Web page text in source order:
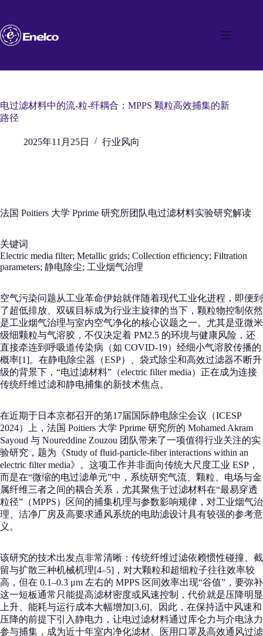
内
容
电过滤材料中的流‑粒‑纤耦合：MPPS 颗粒高效捕集的新
路径
2025年11月25日 行业风向
法国 Poitiers 大学 Pprime 研究所团队电过滤材料实验研究解读
关键词
Electric media filter; Metallic grids; Collection efficiency; Filtration
parameters; 静电除尘; 工业烟气治理
空气污染问题从工业革命伊始就伴随着现代工业化进程，即便到
了超低排放、双碳目标成为行业主旋律的当下，颗粒物控制依然
是工业烟气治理与室内空气净化的核心议题之一。尤其是亚微米
级细颗粒与气溶胶，不仅决定着 PM2.5 的环境与健康风险，还
直接牵连到呼吸道传染病（如 COVID‑19）经细小气溶胶传播的
概率[1]。在静电除尘器（ESP）、袋式除尘和高效过滤器不断升
级的背景下，“电过滤材料”（electric filter media）正在成为连接
传统纤维过滤和静电捕集的新技术焦点。
在近期于日本京都召开的第17届国际静电除尘会议（ICESP
2024）上，法国 Poitiers 大学 Pprime 研究所的 Mohamed Akram
Sayoud 与 Noureddine Zouzou 团队带来了一项值得行业关注的实
验研究，题为《Study of fluid-particle-fiber interactions within an
electric filter media》。这项工作并非面向传统大尺度工业 ESP，
而是在“微缩的电过滤单元”中，系统研究气流、颗粒、电场与金
属纤维三者之间的耦合关系，尤其聚焦于过滤材料在“最易穿透
粒径”（MPPS）区间的捕集机理与参数影响规律，对工业烟气治
理、洁净厂房及高要求通风系统的电助滤设计具有较强的参考意
义。
该研究的技术出发点非常清晰：传统纤维过滤依赖惯性碰撞、截
留与扩散三种机械机理[4–5]，对大颗粒和超细粒子往往效率较
高，但在 0.1–0.3 μm 左右的 MPPS 区间效率出现“谷值”，要弥补
这一短板通常只能提高滤材密度或风速控制，代价就是压降明显
上升、能耗与运行成本大幅增加[3,6]。因此，在保持适中风速和
压降的前提下引入静电力，让电过滤材料通过库仑力与介电泳力
参与捕集，成为近十年室内净化滤材、医用口罩及高效通风过滤